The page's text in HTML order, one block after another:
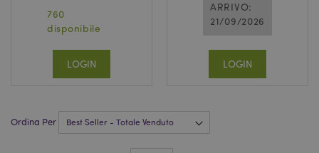
760
disponibile
LOGIN
ARRIVO:
21/09/2026
LOGIN
Ordina Per
l"Informativa sulla privacy di Google